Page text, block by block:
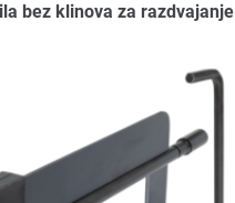
bez klinova za razdvajanje